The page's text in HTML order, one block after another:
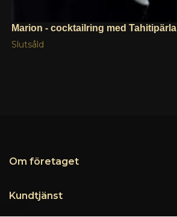
Marion - cocktailring med Tahitipärla
Slutsåld
Om företaget
Kundtjänst